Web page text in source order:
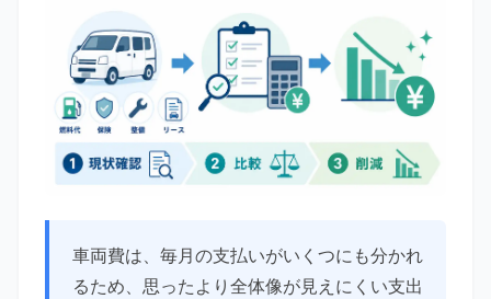
車両費は、毎月の支払いがいくつにも分かれ
るため、思ったより全体像が見えにくい支出